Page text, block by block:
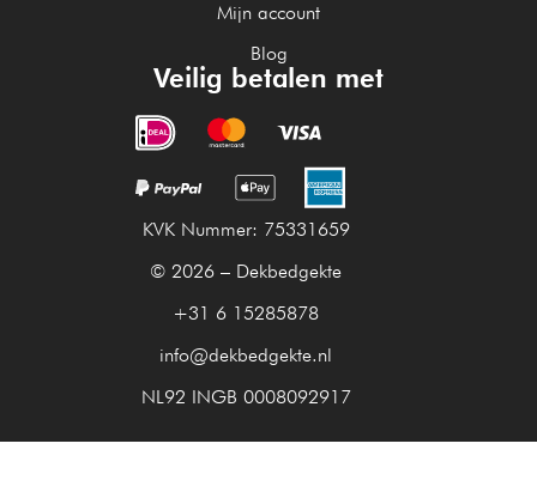
Mijn account
Blog
Veilig betalen met
KVK Nummer: 75331659
© 2026 – Dekbedgekte
+31 6 15285878
info@dekbedgekte.nl
NL92 INGB 0008092917